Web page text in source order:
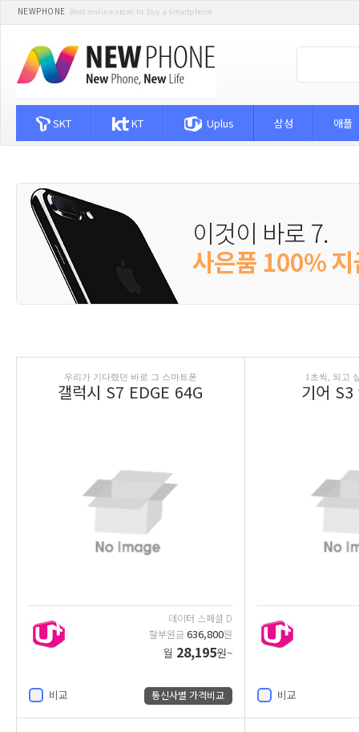
NEWPHONE Best online store to buy a smartphone
SKT KT Uplus 삼성 애플
우리가 기다렸던 바로 그 스마트폰
갤럭시 S7 EDGE 64G
데이터 스페셜 D
할부원금636,800원
월 28,195원~
비교 통신사별 가격비교
1초씩, 되고
기어
비교